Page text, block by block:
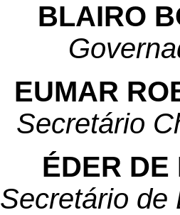
BLAIRO
EUMAR
Secretário
ÉDER DE
Secretário de